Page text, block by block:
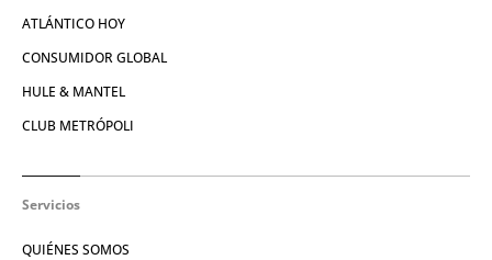
ATLÁNTICO HOY
CONSUMIDOR GLOBAL
HULE & MANTEL
CLUB METRÓPOLI
Servicios
QUIÉNES SOMOS